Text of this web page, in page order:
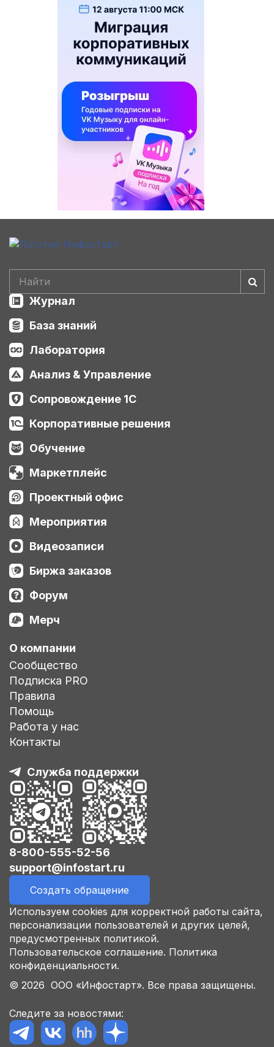
Журнал
База знаний
Лаборатория
Анализ & Управление
Сопровождение 1С
Корпоративные решения
Обучение
Маркетплейс
Проектный офис
Мероприятия
Видеозаписи
Биржа заказов
Форум
Мерч
О компании
Сообщество
Подписка PRO
Правила
Помощь
Работа у нас
Контакты
Служба поддержки
8-800-555-52-56
support@infostart.ru
Создать обращение
Используем cookies для корректной работы сайта,
персонализации пользователей и других целей,
предусмотренных политикой.
Пользовательское соглашение. Политика
конфиденциальности.
© 2026 ООО «Инфостарт». Все права защищены.
Следите за новостями: